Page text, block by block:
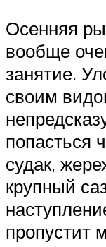
Осенняя
вообще
занятие.
своим
попасться
судак,
крупный
пропустит